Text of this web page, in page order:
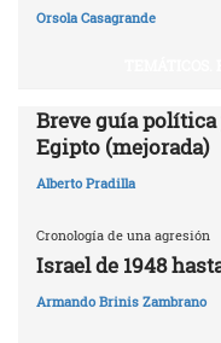
Orsola Casagrande
Breve guía
Egipto (mejorada)
Alberto Pradilla
Cronología de una agresión
Israel de 1948
Armando Brinis Zambrano